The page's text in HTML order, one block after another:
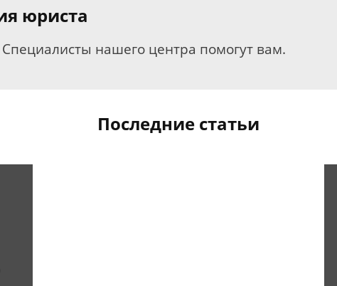
юриста
нашего центра помогут вам.
Последние статьи